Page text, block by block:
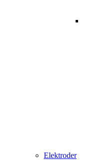
Elektroder